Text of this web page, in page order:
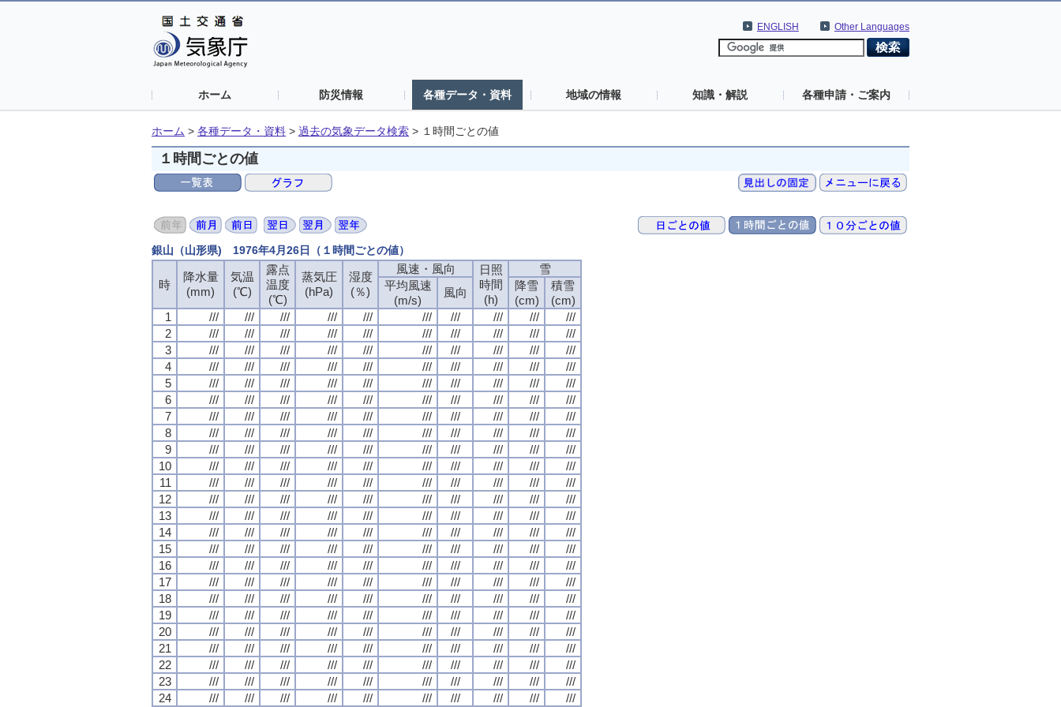
Other Languages
ENGLISH
ホーム 防災情報 各種データ・資料 地域の情報 知識・解説 各種申請・ご案内
ホーム > 各種データ・資料 > 過去の気象データ検索 > １時間ごとの値
１時間ごとの値
銀山（山形県) 1976年4月26日（１時間ごとの値）
時
降水量
(mm)
気温
(℃)
露点
温度
(℃)
蒸気圧
(hPa)
湿度
(％)
風速・風向
日照
時間
(h)
雪
平均風速
(m/s)
風向
降雪
(cm)
積雪
(cm)
1
/// /// /// /// /// /// /// /// ///
///
2
/// /// /// /// /// /// /// /// ///
///
3
/// /// /// /// /// /// /// /// ///
///
4
/// /// /// /// /// /// /// /// ///
///
5
/// /// /// /// /// /// /// /// ///
///
6
/// /// /// /// /// /// /// /// ///
///
7
/// /// /// /// /// /// /// /// ///
///
8
/// /// /// /// /// /// /// /// ///
///
9
/// /// /// /// /// /// /// /// ///
///
10
/// /// /// /// /// /// /// /// ///
///
11
/// /// /// /// /// /// /// /// ///
///
12
/// /// /// /// /// /// /// /// ///
///
13
/// /// /// /// /// /// /// /// ///
///
14
/// /// /// /// /// /// /// /// ///
///
15
/// /// /// /// /// /// /// /// ///
///
16
/// /// /// /// /// /// /// /// ///
///
17
/// /// /// /// /// /// /// /// ///
///
18
/// /// /// /// /// /// /// /// ///
///
19
/// /// /// /// /// /// /// /// ///
///
20
/// /// /// /// /// /// /// /// ///
///
21
/// /// /// /// /// /// /// /// ///
///
22
/// /// /// /// /// /// /// /// ///
///
23
/// /// /// /// /// /// /// /// ///
///
24
/// /// /// /// /// /// /// /// /// ///